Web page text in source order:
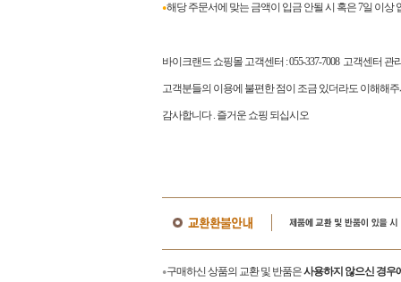
●해당 주문서에 맞는 금액이 입금 안될 시 혹은 7일 이
바이크랜드 쇼핑몰 고객센터 : 055-337-7008 고객센터 관
고객분들의 이용에 불편한 점이 조금 있더라도 이해해
감사합니다. 즐거운 쇼핑 되십시오
●구매하신 상품의 교환 및 반품은사용하지 않으신 경우